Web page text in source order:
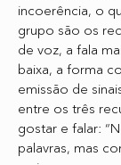
incoerência, o
grupo são os
de voz, a fala
baixa, a forma
emissão de
entre os três
gostar e falar:
palavras, mas